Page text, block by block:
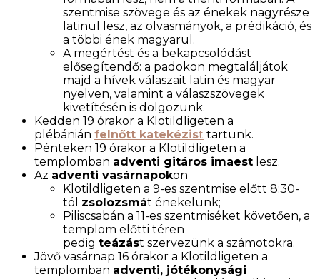
szentmise szövege és az énekek nagyrésze
latinul lesz, az olvasmányok, a prédikáció, és
a többi ének magyarul.
A megértést és a bekapcsolódást
elősegítendő: a padokon megtaláljátok
majd a hívek válaszait latin és magyar
nyelven, valamint a válaszszövegek
kivetítésén is dolgozunk.
Kedden 19 órakor a Klotildligeten a
plébánián felnőtt katekézist tartunk.
Pénteken 19 órakor a Klotildligeten a
templomban adventi gitáros imaest lesz.
Az adventi vasárnapokon
Klotildligeten a 9-es szentmise előtt 8:30-
tól zsolozsmát énekelünk;
Piliscsabán a 11-es szentmiséket követően, a
templom előtti téren
pedig teázást szervezünk a számotokra.
Jövő vasárnap 16 órakor a Klotildligeten a
templomban adventi, jótékonysági